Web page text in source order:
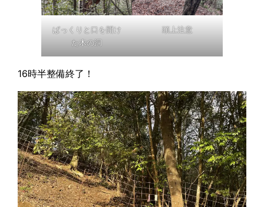
ぱっくりと口を開け
た木の洞
頭上注意
16時半整備終了！